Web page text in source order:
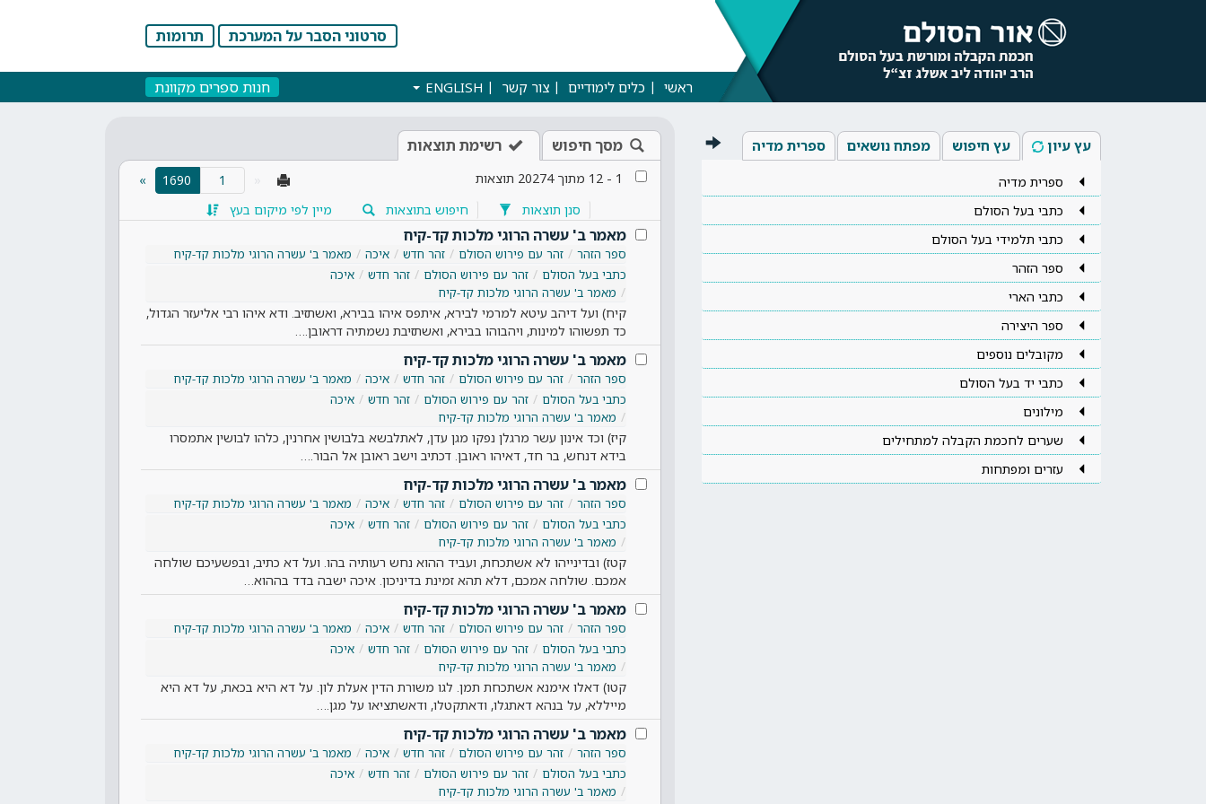
סרטוני הסבר על המערכת תרומות
ראשי כלים לימודיים צור קשר ENGLISH חנות ספרים מקוונת
עץ עיון עץ חיפוש מפתח נושאים ספרית מדיה
ספרית מדיה
כתבי בעל הסולם
כתבי תלמידי בעל הסולם
ספר הזהר
כתבי הארי
ספר היצירה
מקובלים נוספים
כתבי יד בעל הסולם
מילונים
שערים לחכמת הקבלה למתחילים
עזרים ומפתחות
מסך חיפוש רשימת תוצאות
1
-
12 מתוך20274 תוצאות
1690
(current)
»
סנן תוצאות
חיפוש בתוצאות מיין לפי מיקום בעץ
מאמר ב' עשרה הרוגי מלכות קד-קיח
ספר הזהר זהר עם פירוש הסולם זהר חדש איכה
מאמר ב' עשרה הרוגי מלכות קד-קיח
כתבי בעל הסולם
זהר עם פירוש הסולם זהר חדש
איכה
מאמר ב' עשרה הרוגי מלכות קד-קיח
קיח) ועל דיהב עיטא למרמי לבירא, איתפס איהו בבירא, ואשתזיב. ודא איהו רבי אליעזר הגדול,
כד תפשוהו למינות, ויהבוהו בבירא, ואשתזיבת נשמתיה דראובן.…
מאמר ב' עשרה הרוגי מלכות קד-קיח
ספר הזהר זהר עם פירוש הסולם זהר חדש איכה
מאמר ב' עשרה הרוגי מלכות קד-קיח
כתבי בעל הסולם
זהר עם פירוש הסולם זהר חדש
איכה
מאמר ב' עשרה הרוגי מלכות קד-קיח
קיז) וכד אינון עשר מרגלן נפקו מגן עדן, לאתלבשא בלבושין אחרנין, כלהו לבושין אתמסרו
בידא דנחש, בר חד, דאיהו ראובן. דכתיב וישב ראובן אל הבור.…
מאמר ב' עשרה הרוגי מלכות קד-קיח
ספר הזהר זהר עם פירוש הסולם זהר חדש איכה
מאמר ב' עשרה הרוגי מלכות קד-קיח
כתבי בעל הסולם
זהר עם פירוש הסולם זהר חדש
איכה
מאמר ב' עשרה הרוגי מלכות קד-קיח
קטז) ובדינייהו לא אשתכחת, ועביד ההוא נחש רעותיה בהו. ועל דא כתיב, ובפשעיכם שולחה
אמכם. שולחה אמכם, דלא תהא זמינת בדיניכון. איכה ישבה בדד בההוא…
מאמר ב' עשרה הרוגי מלכות קד-קיח
ספר הזהר זהר עם פירוש הסולם זהר חדש איכה
מאמר ב' עשרה הרוגי מלכות קד-קיח
כתבי בעל הסולם
זהר עם פירוש הסולם זהר חדש
איכה
מאמר ב' עשרה הרוגי מלכות קד-קיח
קטו) דאלו אימנא אשתכחת תמן. לגו משורת הדין אעלת לון. על דא היא בכאת, על דא היא
מייללא, על בנהא דאתגלו, ודאתקטלו, ודאשתציאו על מגן.…
מאמר ב' עשרה הרוגי מלכות קד-קיח
ספר הזהר זהר עם פירוש הסולם זהר חדש איכה
מאמר ב' עשרה הרוגי מלכות קד-קיח
כתבי בעל הסולם
זהר עם פירוש הסולם זהר חדש
איכה
מאמר ב' עשרה הרוגי מלכות קד-קיח